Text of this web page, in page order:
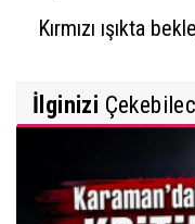
Kırmızı ışıkta
İlginizi